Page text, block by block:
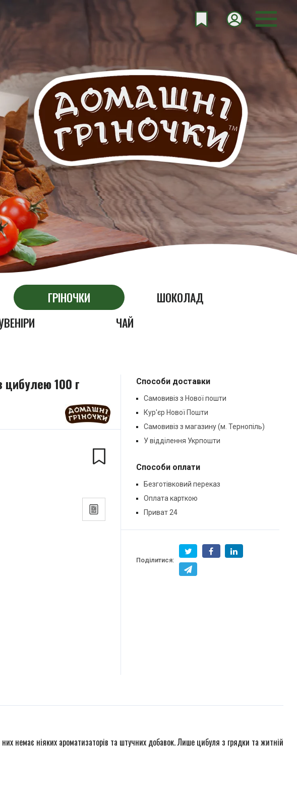
ГРІНОЧКИ
ШОКОЛАД
ЧАЙ
цибулею 100 г Способи доставки
Самовивіз з Нової пошти
Кур'єр Нової Пошти
Самовивіз з магазину (м. Тернопіль)
У відділення Укрпошти
Способи оплати
Безготівковий переказ
Оплата карткою
Приват 24
Поділитися:
немає ніяких ароматизаторів та штучних добавок. Лише цибуля з грядки та житній